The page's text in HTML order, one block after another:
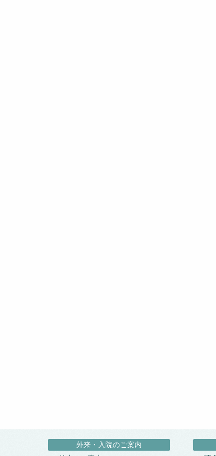
外来・入院のご案内